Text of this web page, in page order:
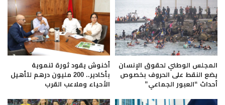
المجلس الوطني لحقوق الإنسان
يضع النقط على الحروف بخصوص
أحداث “العبور الجماعي”
أخنوش يقود ثورة تنموية
بأكادير.. 200 مليون درهم لتأهيل
الأحياء وملاعب القرب